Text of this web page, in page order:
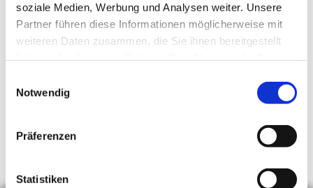
soziale Medien, Werbung und Analysen weiter. Unsere
Partner führen diese Informationen möglicherweise mit
weiteren Daten zusammen, die Sie ihnen bereitgestellt
Notwendig
Präferenzen
Statistiken